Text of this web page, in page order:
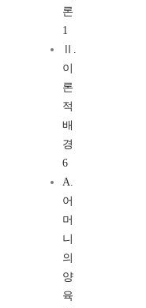
론
1
Ⅱ.
이
론
적
배
경
6
A.
어
머
니
의
양
육